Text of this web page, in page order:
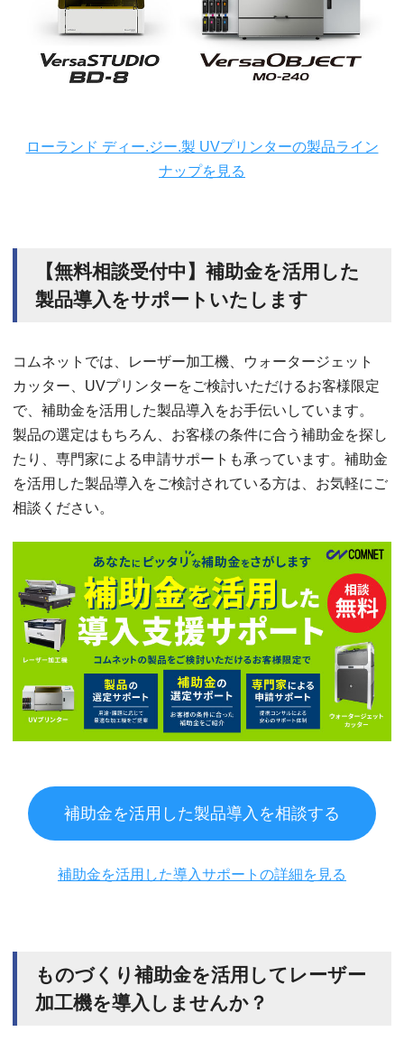
ローランド ディー.ジー.製 UVプリンターの製品ライン
ナップを見る
【無料相談受付中】補助金を活用した
製品導入をサポートいたします
コムネットでは、レーザー加工機、ウォータージェット
カッター、UVプリンターをご検討いただけるお客様限定
で、補助金を活用した製品導入をお手伝いしています。
製品の選定はもちろん、お客様の条件に合う補助金を探し
たり、専門家による申請サポートも承っています。補助金
を活用した製品導入をご検討されている方は、お気軽にご
相談ください。
補助金を活用した製品導入を相談する
補助金を活用した導入サポートの詳細を見る
ものづくり補助金を活用してレーザー
加工機を導入しませんか？